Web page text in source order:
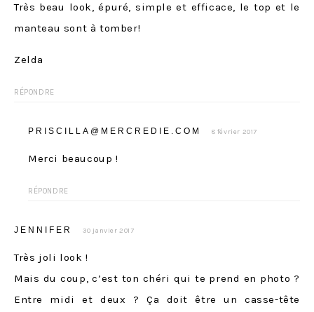
Très beau look, épuré, simple et efficace, le top et le
manteau sont à tomber!
Zelda
RÉPONDRE
PRISCILLA@MERCREDIE.COM 8 février 2017
Merci beaucoup !
RÉPONDRE
JENNIFER 30 janvier 2017
Très joli look !
Mais du coup, c’est ton chéri qui te prend en photo ?
Entre midi et deux ? Ça doit être un casse-tête